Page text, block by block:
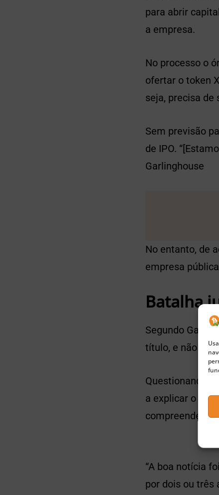
para abrir
a empresa.
No processo o
ofertar o token
seja, precisa de
Sem previsão
de IPO.
Garlinghouse
No entanto, de
empresa
Batalha
Segundo
título, e não
Questionando
a explicar o
compreende
“A boa notícia
por dois ou três